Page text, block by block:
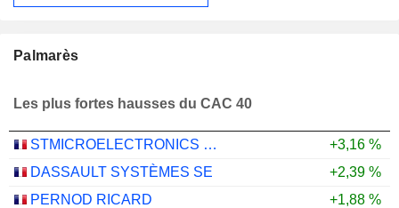
Palmarès
Les plus fortes hausses du CAC 40
STMICROELECTRONICS N.V.
+3,16 %
DASSAULT SYSTÈMES SE
+2,39 %
PERNOD RICARD
+1,88 %